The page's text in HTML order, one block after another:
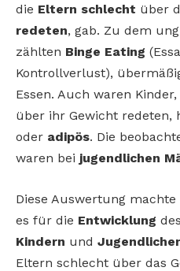
die Eltern schlecht über
redeten, gab. Zu dem
zählten Binge Eating (
Kontrollverlust),
Essen. Auch waren
über ihr Gewicht redeten,
oder adipös. Die
waren bei jugendlichen
Diese Auswertung
es für die Entwicklung des
Kindern und
Eltern schlecht über das